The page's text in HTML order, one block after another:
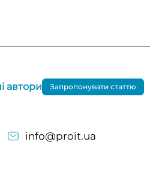
info@proit.ua
автори Запропонувати статтю